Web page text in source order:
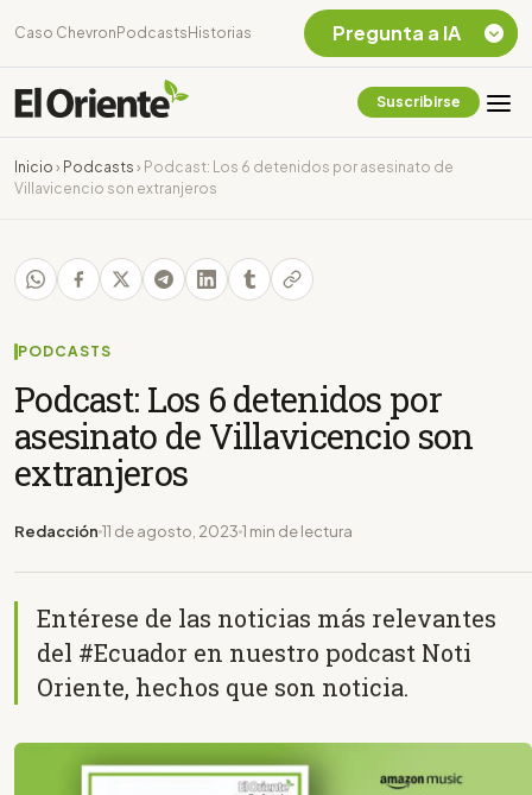
Caso Chevron Podcasts Historias
Suscribirse
Inicio › Podcasts › Podcast: Los 6 detenidos por asesinato de
Villavicencio son extranjeros
PODCASTS
Podcast: Los 6 detenidos por
asesinato de Villavicencio son
extranjeros
Redacción 11 de agosto, 2023 1 min de lectura
Entérese de las noticias más relevantes
del #Ecuador en nuestro podcast Noti
Oriente, hechos que son noticia.
Pregunta a IA
Chevron Ecuador